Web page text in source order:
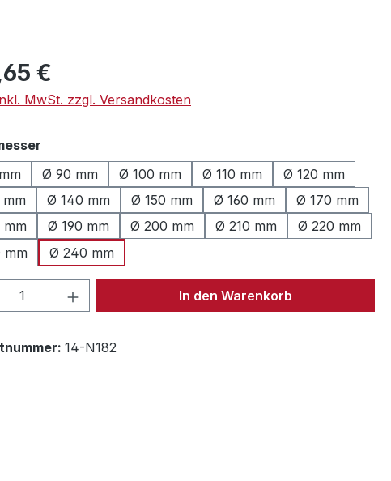
Preis:
€
MwSt. zzgl. Versandkosten
Ø 90 mm Ø 100 mm Ø 110 mm
Ø 120 mm
Ø 140 mm Ø 150 mm Ø 160 mm
Ø 170 mm
mm
Ø 190 mm Ø 200 mm Ø 210 mm
Ø 220 mm
mm
Ø 240 mm
Anzahl: Gib den gewünschten Wert
In den Warenkorb
14-N182